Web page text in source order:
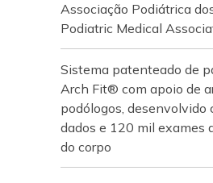
Associação Podiátrica
Podiatric Medical
Sistema patenteado de
Arch Fit® com apoio de
podólogos, desenvolvido
dados e 120 mil exames
do corpo